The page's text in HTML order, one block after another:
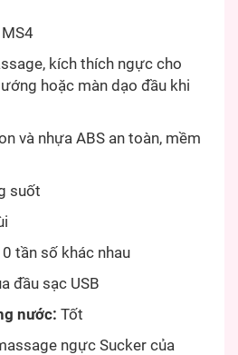
MS4
kích thích ngực cho
hoặc màn dạo đầu khi
và nhựa ABS an toàn, mềm
suốt
tần số khác nhau
đầu sạc USB
nước: Tốt
ngực Sucker của